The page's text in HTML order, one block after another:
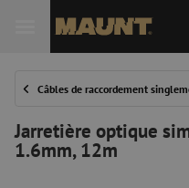
Câbles de raccordement
Jarretière optique
1.6mm, 12m